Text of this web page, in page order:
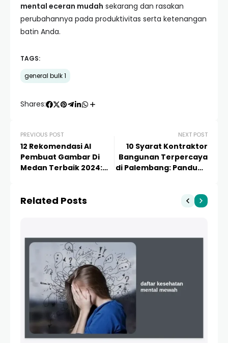
mental eceran mudah sekarang dan rasakan
perubahannya pada produktivitas serta ketenangan
batin Anda.
TAGS:
general bulk 1
Shares:
PREVIOUS POST
12 Rekomendasi AI
Pembuat Gambar Di
Medan Terbaik 2024:
NEXT POST
10 Syarat Kontraktor
Bangunan Terpercaya
di Palembang: Panduan
Related Posts